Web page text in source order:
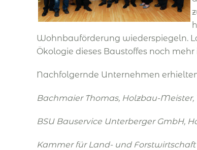
Wohnbauförderung wiederspiegeln.
Ökologie dieses Baustoffes noch
Nachfolgernde Unternehmen
Bachmaier Thomas, Holzbau-Meister,
BSU Bauservice Unterberger GmbH,
Kammer für Land- und